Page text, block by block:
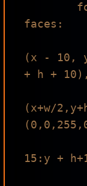
faces:
(x - 10,
+ h +
(x+w/
15:y +